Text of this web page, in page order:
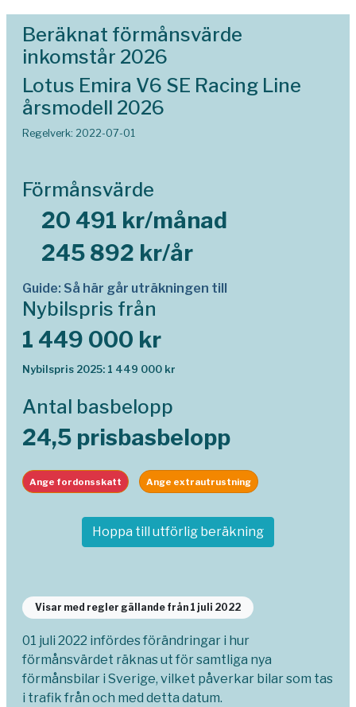
Beräknat förmånsvärde
inkomstår 2026
Lotus Emira V6 SE Racing Line
årsmodell 2026
Regelverk: 2022-07-01
Förmånsvärde
20 491 kr/månad
245 892 kr/år
Guide: Så här går uträkningen till
Nybilspris från
1 449 000 kr
Nybilspris 2025: 1 449 000 kr
Antal basbelopp
24,5 prisbasbelopp
Ange fordonsskatt Ange extrautrustning
Hoppa till utförlig beräkning
Visar med regler gällande från 1 juli 2022
01 juli 2022 infördes förändringar i hur
förmånsvärdet räknas ut för samtliga nya
förmånsbilar i Sverige, vilket påverkar bilar som tas
i trafik från och med detta datum.